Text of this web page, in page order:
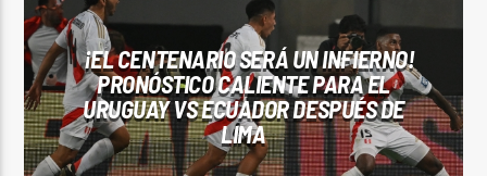
¡EL CENTENARIO SERÁ UN INFIERNO!
PRONÓSTICO CALIENTE PARA EL
URUGUAY VS ECUADOR DESPUÉS DE
LIMA